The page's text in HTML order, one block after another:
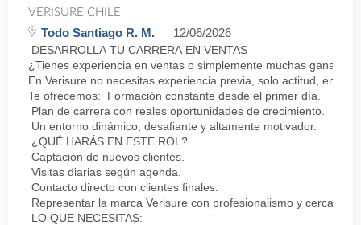
VERISURE CHILE
Todo Santiago R. M. 12/06/2026
DESARROLLA TU CARRERA EN VENTAS
¿Tienes experiencia en ventas o simplemente muchas ganas
En Verisure no necesitas experiencia previa, solo actitud,
Te ofrecemos: Formación constante desde el primer día.
Plan de carrera con reales oportunidades de crecimiento.
Un entorno dinámico, desafiante y altamente motivador.
¿QUÉ HARÁS EN ESTE ROL?
Captación de nuevos clientes.
Visitas diarias según agenda.
Contacto directo con clientes finales.
Representar la marca Verisure con profesionalismo y cercanía.
LO QUE NECESITAS: